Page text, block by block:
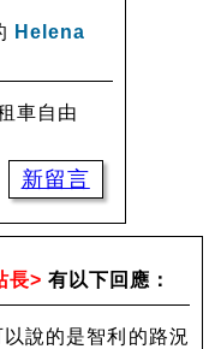
Helena
車自由
新留言
長> 有以下回應：
說的是智利的路況